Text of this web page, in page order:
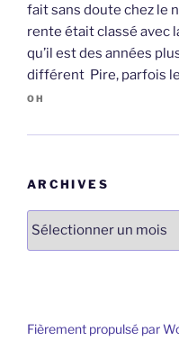
fait sans doute chez le
rente était classé avec
qu’il est des années
différent Pire, parfois
OH
ARCHIVES
Archives
Fièrement propulsé par